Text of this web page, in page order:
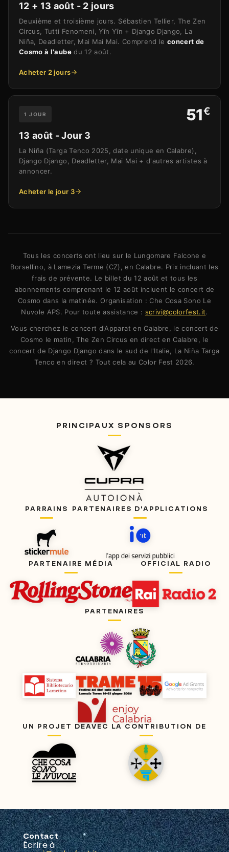
12 + 13 août - 2 jours
Deuxième et troisième jours. Sébastien Tellier, The Zen
Circus, Tutti Fenomeni, Yīn Yīn + Django Django, La
Niña, Deadletter, Mai Mai Mai. Comprend leconcert de
Cosmo à l'aubedu 12 août.
Acheter 2 jours
1 JOUR 51€
13 août - Jour 3
La Niña (Targa Tenco 2025, date unique en Calabre),
Django Django, Deadletter, Mai Mai + d'autres artistes à
annoncer.
Acheter le jour 3
Tous les concerts ont lieu sur le Lungomare Falcone e
Borsellino, à Lamezia Terme (CZ), en Calabre. Prix incluant les
frais de prévente. Le billet du 12 août et tous les
abonnements comprenant le 12 août incluent le concert de
Cosmo dans la matinée. Organisation : Che Cosa Sono Le
Nuvole APS. Pour toute assistance : scrivi@colorfest.it.
Vous cherchez le concert d'Apparat en Calabre, le concert de
Cosmo le matin, The Zen Circus en direct en Calabre, le
concert de Django Django dans le sud de l'Italie, La Niña Targa
Tenco en direct ? Tout cela au Color Fest 2026.
PRINCIPAUX SPONSORS
PARRAINS PARTENAIRES D'APPLICATIONS
PARTENAIRE MÉDIA OFFICIAL RADIO
PARTENAIRES
UN PROJET DEAVEC LA CONTRIBUTION DE
Contact
Écrire à :